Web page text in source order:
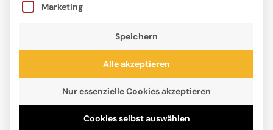
Lilja Hindahl, geboren 2010, liebt Bücher und Tiere,
Marketing
Speichern
Alle akzeptieren
Nur essenzielle Cookies akzeptieren
Cookies selbst auswählen